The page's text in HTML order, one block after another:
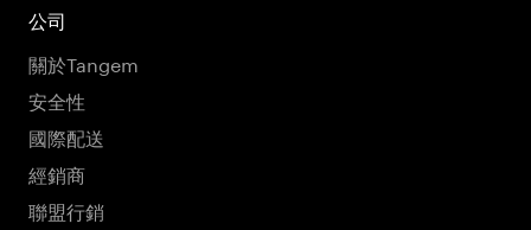
公司
關於Tangem
安全性
國際配送
經銷商
聯盟行銷